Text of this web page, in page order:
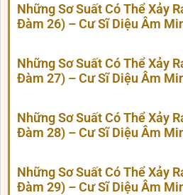
Những Sơ Suất Có Thể Xảy
Đàm 26) – Cư Sĩ Diệu Âm
Những Sơ Suất Có Thể Xảy
Đàm 27) – Cư Sĩ Diệu Âm
Những Sơ Suất Có Thể Xảy
Đàm 28) – Cư Sĩ Diệu Âm
Những Sơ Suất Có Thể Xảy
Đàm 29) – Cư Sĩ Diệu Âm